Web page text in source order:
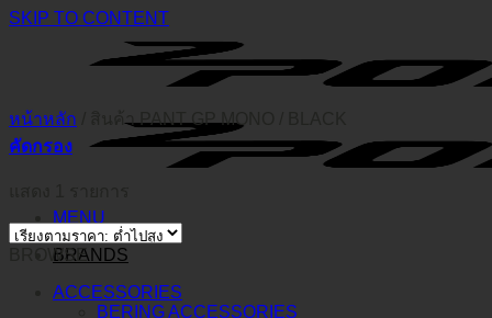
SKIP TO CONTENT
MENU
BRANDS
หน้าหลัก สินค้า PANT GP MONO
คัดกรอง
BROWSE
ACCESSORIES
BERING ACCESSORIES